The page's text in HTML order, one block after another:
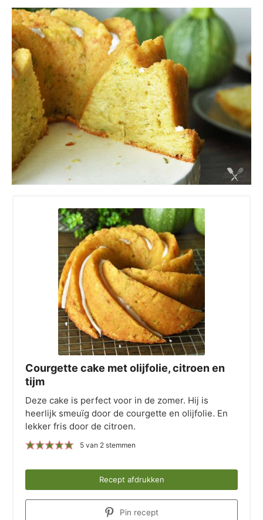
Courgette cake met olijfolie, citroen en
tijm
Deze cake is perfect voor in de zomer. Hij is
heerlijk smeuïg door de courgette en olijfolie. En
lekker fris door de citroen.
5van 2stemmen
Recept afdrukken
Pin recept